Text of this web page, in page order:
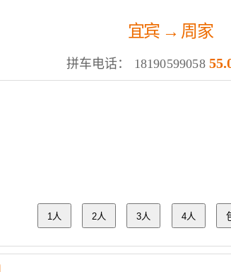
宜宾 → 周家
拼车电话： 18190599058
1人 2人 3人 4人